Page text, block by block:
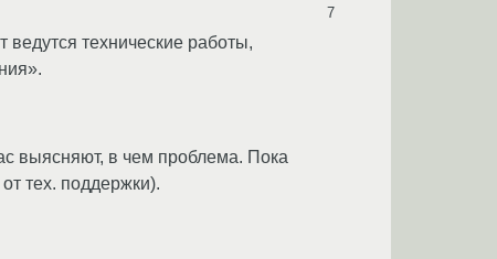
7
технические работы,
выясняют, в чем проблема. Пока
тех. поддержки).